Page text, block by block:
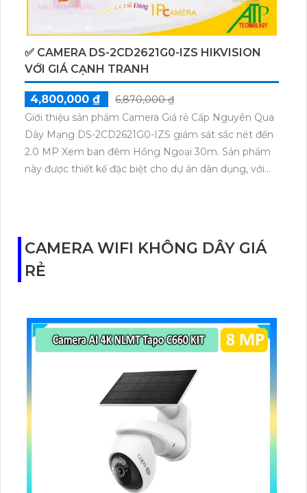
✅ CAMERA DS-2CD2621G0-IZS HIKVISION
VỚI GIÁ CẠNH TRANH
4,800,000 ₫
6,870,000 ₫
Giới thiệu sản phẩm Camera Giá rẻ Cấp Nguyên Qua
Dây Mạng DS-2CD2621G0-IZS giám sát sắc nét đến
2.0 MP Xem ban đêm Hồng Ngoại 30m. Sản phẩm
này được thiết kế đặc biệt cho dự án dân dụng, với
điều kiện thiếu sáng. Với thiết kế thân kim loại, sản
phẩm này phù hợp lắp đặt trong nhà xưởng. Đặc
biệt, camera này tích hợp công nghệ AI, giúp giám
CAMERA WIFI KHÔNG DÂY GIÁ
RẺ